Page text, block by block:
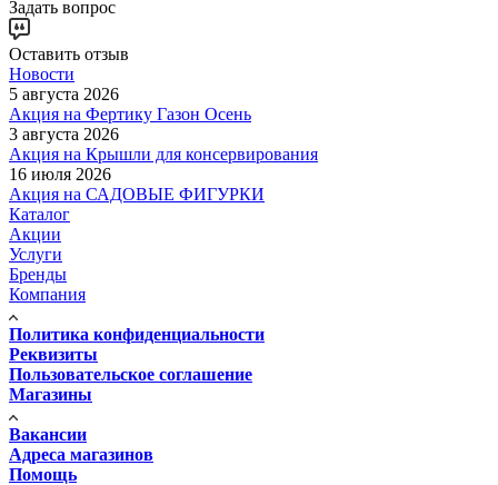
Задать вопрос
Оставить отзыв
Новости
5 августа 2026
Акция на Фертику Газон Осень
3 августа 2026
Акция на Крышли для консервирования
16 июля 2026
Акция на САДОВЫЕ ФИГУРКИ
Каталог
Акции
Услуги
Бренды
Компания
Политика конфиденциальности
Реквизиты
Пользовательское соглашение
Магазины
Вакансии
Адреса магазинов
Помощь